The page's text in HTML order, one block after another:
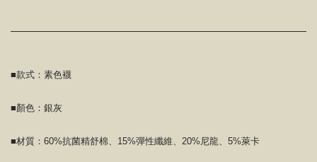
■款式：素色襪
■顏色：銀灰
■材質：60%抗菌精舒棉、15%彈性纖維、20%尼龍、5%萊卡